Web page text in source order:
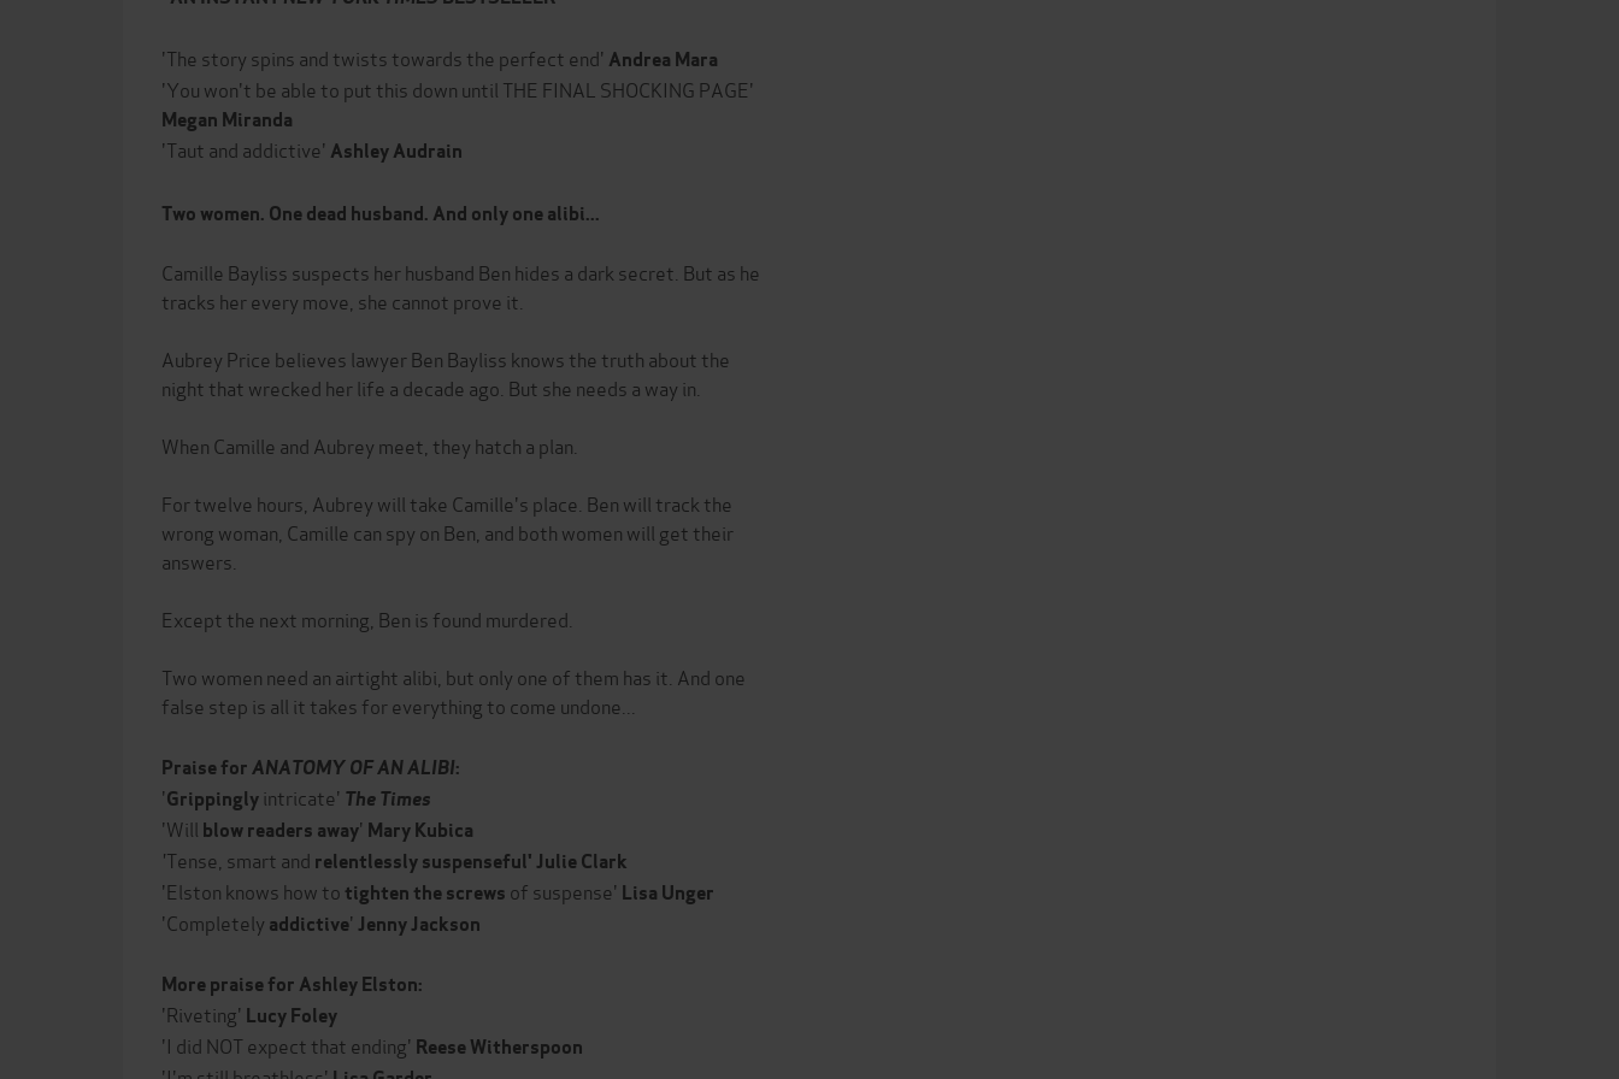
'The story spins and twists towards the perfect end' Andrea Mara
'You won't be able to put this down until THE FINAL SHOCKING PAGE'
Megan Miranda
'Taut and addictive' Ashley Audrain
Two women. One dead husband. And only one alibi...
Camille Bayliss suspects her husband Ben hides a dark secret. But as he
tracks her every move, she cannot prove it.
Aubrey Price believes lawyer Ben Bayliss knows the truth about the
night that wrecked her life a decade ago. But she needs a way in.
When Camille and Aubrey meet, they hatch a plan.
For twelve hours, Aubrey will take Camille's place. Ben will track the
wrong woman, Camille can spy on Ben, and both women will get their
answers.
Except the next morning, Ben is found murdered.
Two women need an airtight alibi, but only one of them has it. And one
false step is all it takes for everything to come undone...
Praise forANATOMY OF AN ALIBI:
'Grippinglyintricate' The Times
'Will blow readers away' Mary Kubica
'Tense, smart and relentlessly suspenseful' Julie Clark
'Elston knows how to tighten the screws of suspense' Lisa Unger
'Completely addictive' Jenny Jackson
More praise for Ashley Elston:
'Riveting' Lucy Foley
'I did NOT expect that ending' Reese Witherspoon